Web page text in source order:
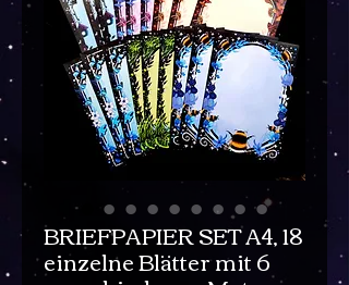
BRIEFPAPIER SET A4, 18
einzelne Blätter mit 6